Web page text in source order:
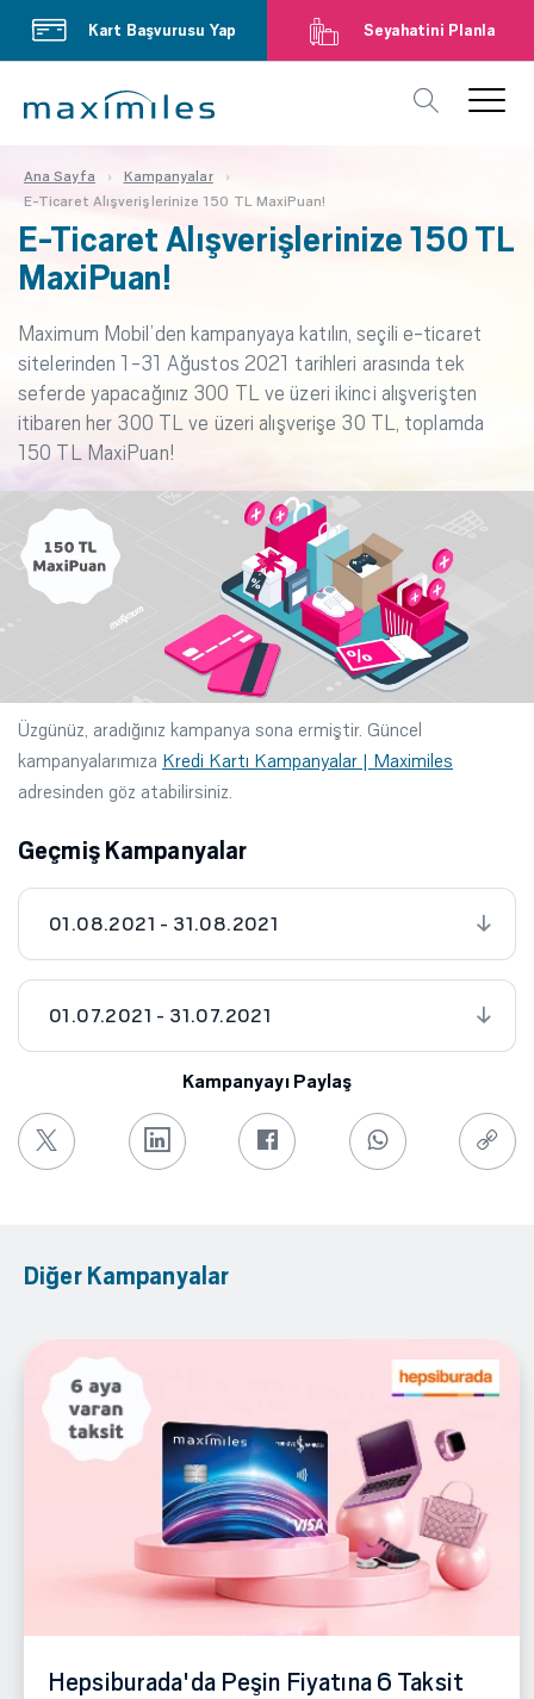
Kart Başvurusu Yap Seyahatini Planla
Ana Sayfa
Kampanyalar
E-Ticaret Alışverişlerinize 150 TL MaxiPuan!
E-Ticaret Alışverişlerinize 150 TL
MaxiPuan!
Maximum Mobil’den kampanyaya katılın, seçili e-ticaret
sitelerinden 1-31 Ağustos 2021 tarihleri arasında tek
seferde yapacağınız 300 TL ve üzeri ikinci alışverişten
itibaren her 300 TL ve üzeri alışverişe 30 TL, toplamda
150 TL MaxiPuan!
Üzgünüz, aradığınız kampanya sona ermiştir. Güncel
kampanyalarımıza Kredi Kartı Kampanyalar | Maximiles
adresinden göz atabilirsiniz.
Geçmiş Kampanyalar
01.08.2021 - 31.08.2021
01.07.2021 - 31.07.2021
Kampanyayı Paylaş
Diğer Kampanyalar
Hepsiburada'da Peşin Fiyatına 6 Taksit